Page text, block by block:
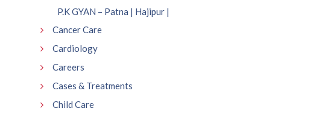
P.K GYAN – Patna | Hajipur |
Cancer Care
Cardiology
Careers
Cases & Treatments
Child Care